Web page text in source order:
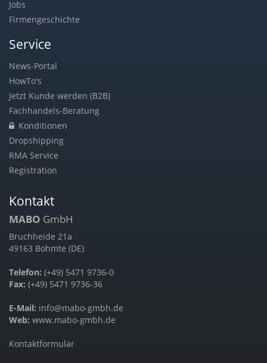
Jobs
Firmengeschichte
Service
News-Portal
HowTo's
Jetzt Kunde werden (B2B)
Fachhandels-Beratung
Konditionen
Dropshipping
RMA Service
Registration
Kontakt
MABO GmbH
Bruchheide 21a
49163 Bohmte (DE)
Telefon: (+49) 5471 9736-0
Fax: (+49) 5471 9736-36
E-Mail: info@mabo-gmbh.de
Web: www.mabo-gmbh.de
Kontaktformular